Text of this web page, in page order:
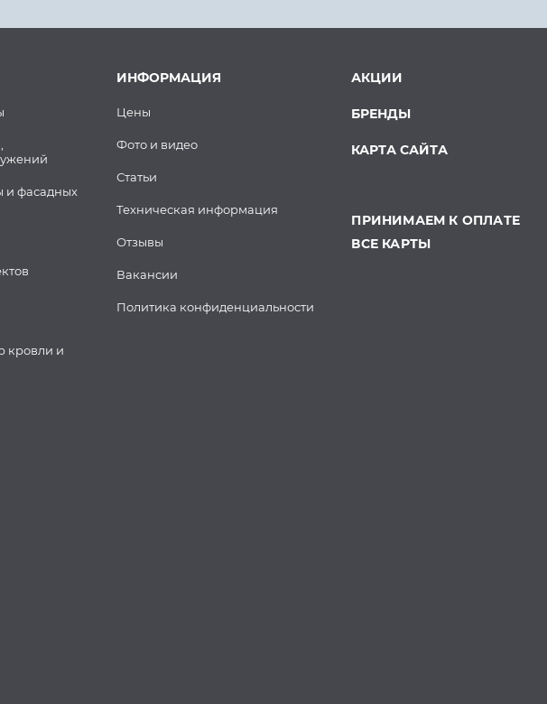
и фасадных
кровли и
ИНФОРМАЦИЯ
Цены
Фото и видео
Статьи
Техническая информация
Отзывы
Вакансии
Политика конфиденциальности
АКЦИИ
БРЕНДЫ
КАРТА САЙТА
ПРИНИМАЕМ К ОПЛАТЕ
ВСЕ КАРТЫ